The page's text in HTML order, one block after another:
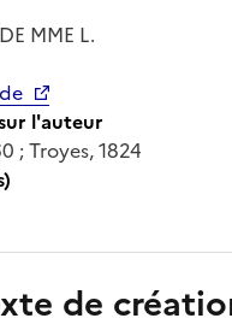
MME L.
l'auteur
; Troyes, 1824
de